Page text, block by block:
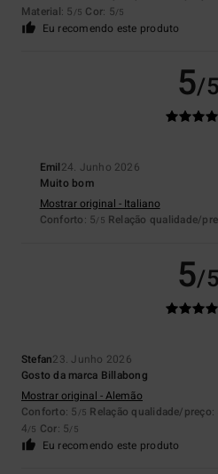
Material: 5 /5 Cor: 5/5
Eu recomendo este produto
5/5
Emil24. Junho 2026
Muito bom
Mostrar original - Italiano
Conforto: 5/5 Relação qualidade/
5/5
Stefan23. Junho 2026
Gosto da marca Billabong
Mostrar original - Alemão
Conforto: 5 /5 Relação qualidade/preço:
4/5 Cor: 5/5
Eu recomendo este produto